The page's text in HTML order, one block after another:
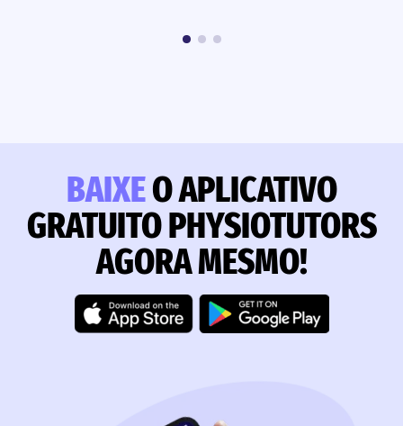
BAIXEO APLICATIVO
GRATUITO PHYSIOTUTORS
AGORA MESMO!